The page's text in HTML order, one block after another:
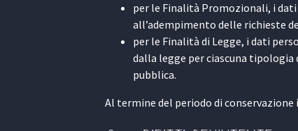
per le Finalità Promozionali, i
all’adempimento delle richieste
per le Finalità di Legge, i dati
dalla legge per ciascuna tipologia
pubblica.
Al termine del periodo di